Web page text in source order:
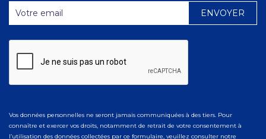
Vos données personnelles ne seront jamais communiquées à des tiers. Pour
connaître et exercer vos droits, notamment de retrait de votre consentement à
l’utilisation des données collectées par ce formulaire, veuillez consulter notre